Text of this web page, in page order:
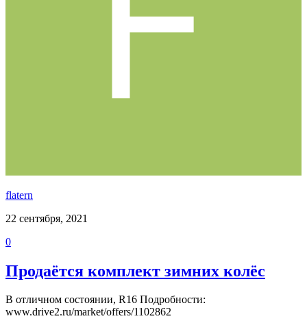
flatern
22 сентября, 2021
0
Продаётся комплект зимних колёс
В отличном состоянии, R16 Подробности:
www.drive2.ru/market/offers/1102862